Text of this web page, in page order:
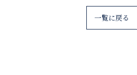
一覧に戻る